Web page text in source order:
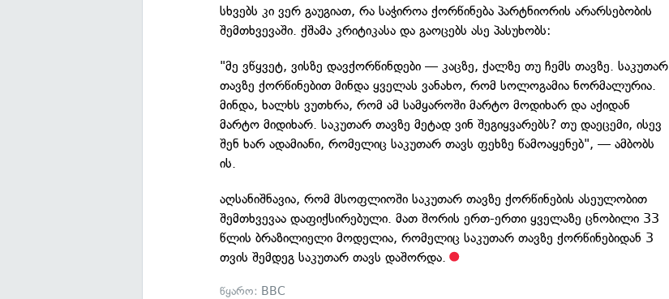
სხვებს კი ვერ გაუგიათ, რა საჭიროა ქორწინება პარტნიორის არარსებობის
შემთხვევაში. ქშამა კრიტიკასა და გაოცებს ასე პასუხობს:
"მე ვწყვეტ, ვისზე დავქორწინდები — კაცზე, ქალზე თუ ჩემს თავზე. საკუთარ
თავზე ქორწინებით მინდა ყველას ვანახო, რომ სოლოგამია ნორმალურია.
მინდა, ხალხს ვუთხრა, რომ ამ სამყაროში მარტო მოდიხარ და აქიდან
მარტო მიდიხარ. საკუთარ თავზე მეტად ვინ შეგიყვარებს? თუ დაეცემი, ისევ
შენ ხარ ადამიანი, რომელიც საკუთარ თავს ფეხზე წამოაყენებ", — ამბობს
ის.
აღსანიშნავია, რომ მსოფლიოში საკუთარ თავზე ქორწინების ასეულობით
შემთხვევაა დაფიქსირებული. მათ შორის ერთ-ერთი ყველაზე ცნობილი 33
წლის ბრაზილიელი მოდელია, რომელიც საკუთარ თავზე ქორწინებიდან 3
თვის შემდეგ საკუთარ თავს დაშორდა.
წყარო: BBC